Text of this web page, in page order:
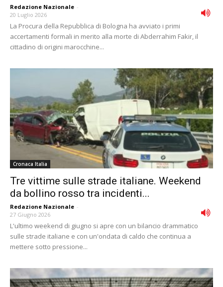
Redazione Nazionale -
20 Luglio 2026
La Procura della Repubblica di Bologna ha avviato i primi
accertamenti formali in merito alla morte di Abderrahim Fakir, il
cittadino di origini marocchine...
Cronaca Italia
Tre vittime sulle strade italiane. Weekend
da bollino rosso tra incidenti...
Redazione Nazionale -
27 Giugno 2026
L'ultimo weekend di giugno si apre con un bilancio drammatico
sulle strade italiane e con un'ondata di caldo che continua a
mettere sotto pressione...